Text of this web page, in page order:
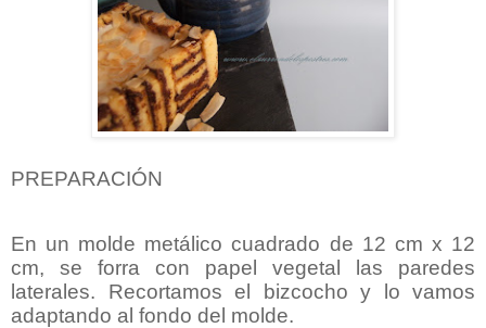
PREPARACIÓN
En un molde metálico cuadrado de 12 cm x 12
cm, se forra con papel vegetal las paredes
laterales. Recortamos el bizcocho y lo vamos
adaptando al fondo del molde.